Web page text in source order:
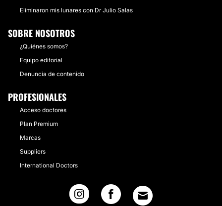
Eliminaron mis lunares con Dr Julio Salas
SOBRE NOSOTROS
¿Quiénes somos?
Equipo editorial
Denuncia de contenido
PROFESIONALES
Acceso doctores
Plan Premium
Marcas
Suppliers
International Doctors